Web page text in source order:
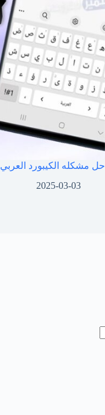
حل مشكله الكيبورد العربي FIX KEYBORAD ARABIC
2025-03-03